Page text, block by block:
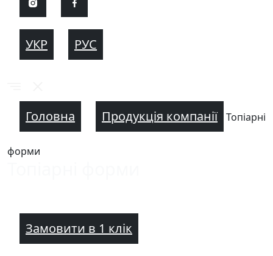
УКР РУС
Головна Продукція компанії Топіарні
форми
Замовити в 1 клік